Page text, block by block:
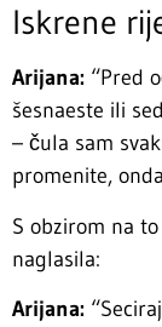
Iskrene
Arijana: “Pred
šesnaeste ili
– čula sam
promenite,
S obzirom na
naglasila:
Arijana: